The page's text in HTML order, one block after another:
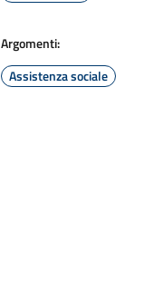
Argomenti:
Assistenza sociale